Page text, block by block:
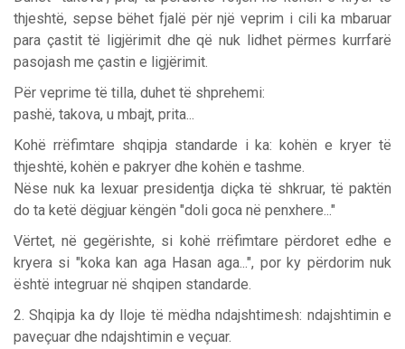
thjeshtë, sepse bëhet fjalë për një veprim i cili ka mbaruar
para çastit të ligjërimit dhe që nuk lidhet përmes kurrfarë
pasojash me çastin e ligjërimit.
Për veprime të tilla, duhet të shprehemi:
pashë, takova, u mbajt, prita...
Kohë rrëfimtare shqipja standarde i ka: kohën e kryer të
thjeshtë, kohën e pakryer dhe kohën e tashme.
Nëse nuk ka lexuar presidentja diçka të shkruar, të paktën
do ta ketë dëgjuar këngën "doli goca në penxhere..."
Vërtet, në gegërishte, si kohë rrëfimtare përdoret edhe e
kryera si "koka kan aga Hasan aga...", por ky përdorim nuk
është integruar në shqipen standarde.
2. Shqipja ka dy lloje të mëdha ndajshtimesh: ndajshtimin e
paveçuar dhe ndajshtimin e veçuar.